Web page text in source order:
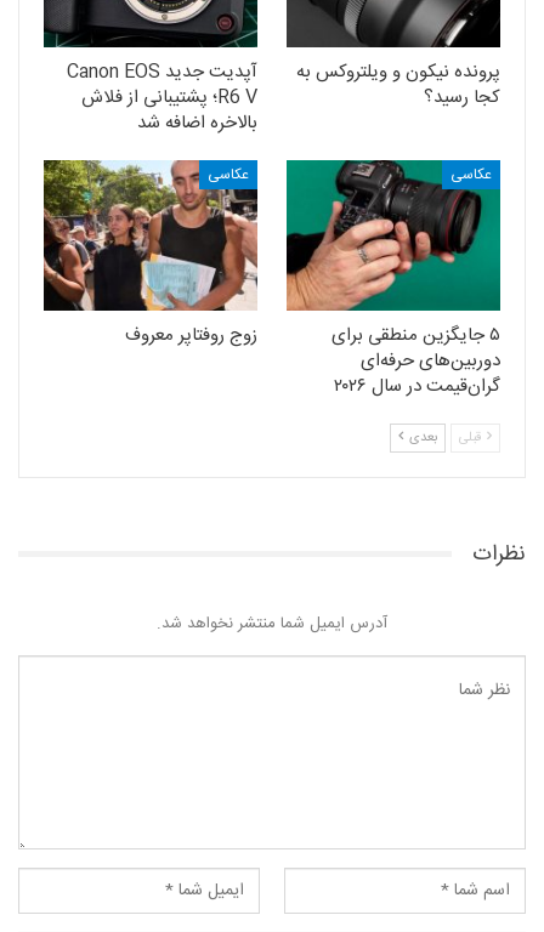
پرونده نیکون و ویلتروکس به
کجا رسید؟
آپدیت جدید Canon EOS
R6 V؛ پشتیبانی از فلاش
بالاخره اضافه شد
عکاسی
۵ جایگزین منطقی برای
دوربین‌های حرفه‌ای
گران‌قیمت در سال ۲۰۲۶
عکاسی
زوج روفتاپر معروف
قبلی بعدی
نظرات
آدرس ایمیل شما منتشر نخواهد شد.